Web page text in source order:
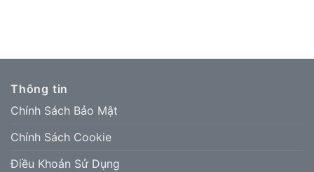
Thông tin
Chính Sách Bảo Mật
Chính Sách Cookie
Điều Khoản Sử Dụng